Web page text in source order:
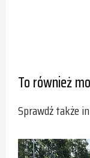
To również
Sprawdź także